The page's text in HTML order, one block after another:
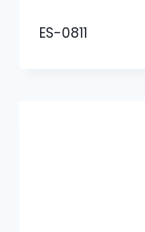
ES-0811